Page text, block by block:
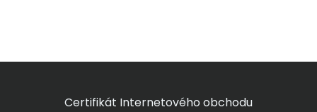
Certifikát Internetového obchodu